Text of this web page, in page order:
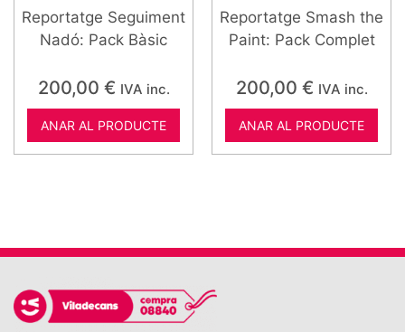
Reportatge Seguiment
Nadó: Pack Bàsic
200,00 € IVA inc.
ANAR AL PRODUCTE
Reportatge Smash the
Paint: Pack Complet
200,00 € IVA inc.
ANAR AL PRODUCTE